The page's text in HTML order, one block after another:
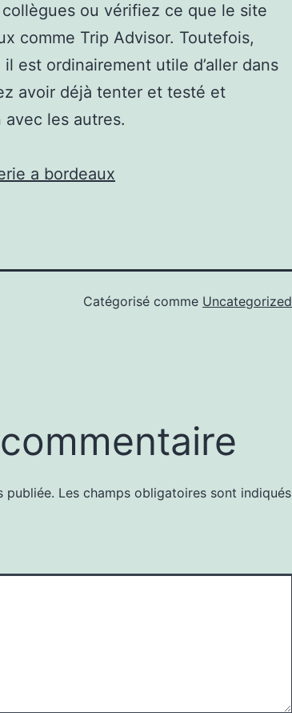
ou vérifiez ce que le site
comme Trip Advisor. Toutefois,
est ordinairement utile d’aller dans
avoir déjà tenter et testé et
les autres.
a bordeaux
Catégorisé comme Uncategorized
publiée. Les champs obligatoires sont indiqués